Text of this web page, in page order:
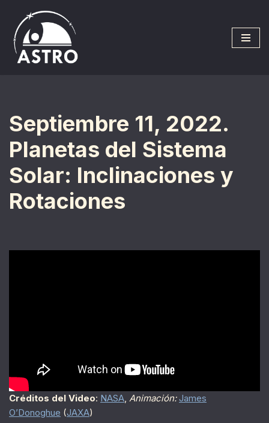
Saltar
al
contenido
Septiembre 11, 2022.
Planetas del Sistema
Solar: Inclinaciones y
Rotaciones
Créditos del Video: NASA, Animación:James
O’Donoghue (JAXA)